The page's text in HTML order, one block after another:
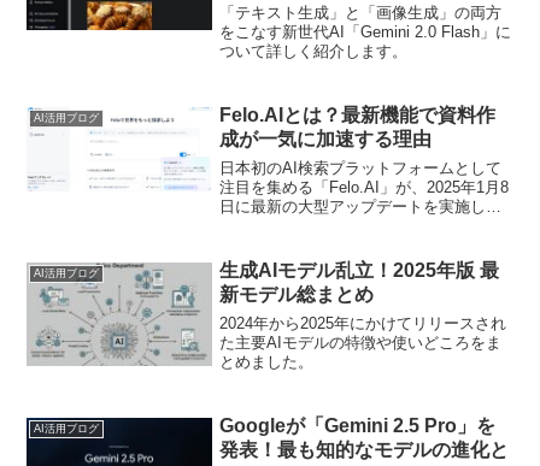
「テキスト生成」と「画像生成」の両方
をこなす新世代AI「Gemini 2.0 Flash」に
ついて詳しく紹介します。
AI活用ブログ
Felo.AIとは？最新機能で資料作
成が一気に加速する理由
日本初のAI検索プラットフォームとして
注目を集める「Felo.AI」が、2025年1月8
日に最新の大型アップデートを実施しま
「データ検索エージェント」機能です。
この機能により、膨大なウェブサイトや
PDFなどの情報ソースを横断的に収集
し、サクッと資料作成まで行えるように
なりました。本記事では、新機能の概要
や使い方、そして他社AI検索ツールとの
AI活用ブログ
生成AIモデル乱立！2025年版 最
新モデル総まとめ
2024年から2025年にかけてリリースされ
た主要AIモデルの特徴や使いどころをま
とめました。
AI活用ブログ
Googleが「Gemini 2.5 Pro」を
発表！最も知的なモデルの進化と